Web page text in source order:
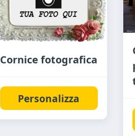
Cornice fotografica
Personalizza